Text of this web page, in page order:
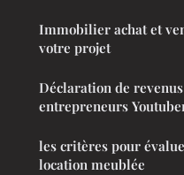
Immobilier achat et
votre projet
Déclaration de
entrepreneurs
les critères pour
location meublée